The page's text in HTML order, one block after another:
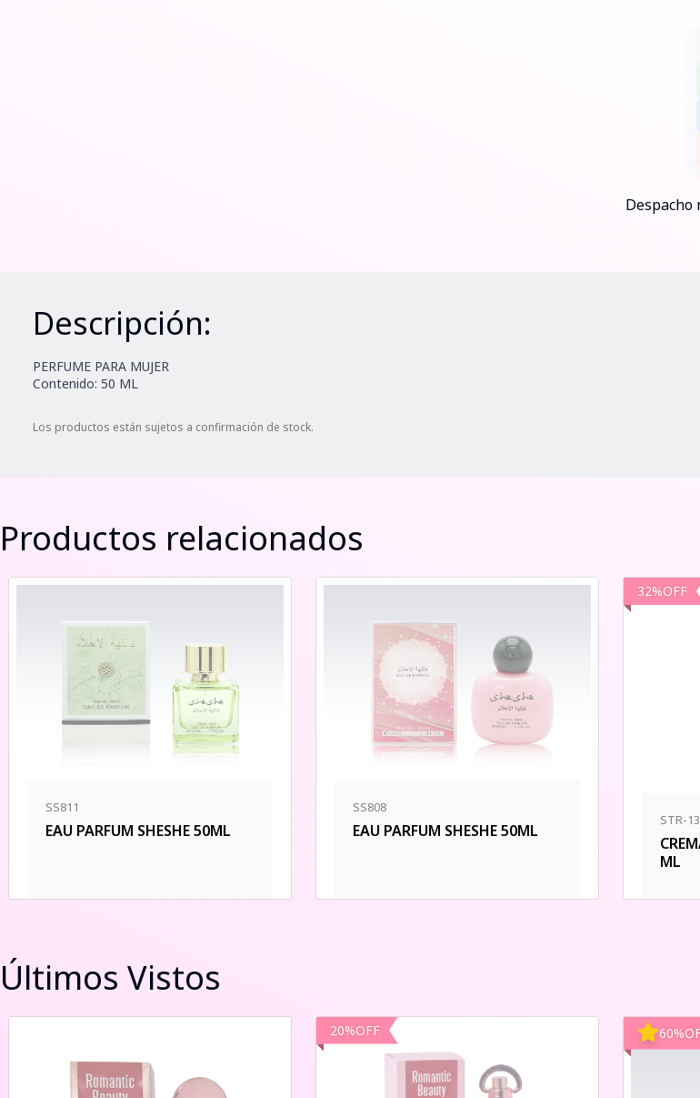
Despacho
Descripción:
PERFUME PARA MUJER
Contenido: 50 ML
Los productos están sujetos a confirmación de stock.
Productos relacionados
SS811
EAU PARFUM SHESHE 50ML
SS808
EAU PARFUM SHESHE 50ML
32%OFF
STR-
ML
Últimos Vistos
20%OFF 60%